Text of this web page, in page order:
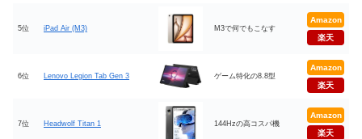
5位 iPad Air (M3) M3で何でもこなす
Amazon
楽天
6位 Lenovo Legion Tab Gen 3 ゲーム特化の8.8型
Amazon
楽天
7位 Headwolf Titan 1 144Hzの高コスパ機
Amazon
楽天